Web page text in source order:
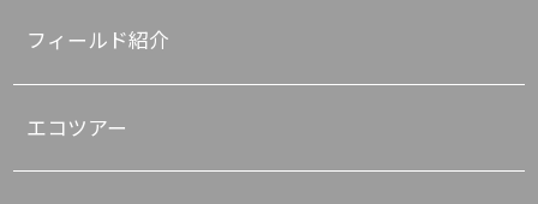
フィールド紹介
エコツアー